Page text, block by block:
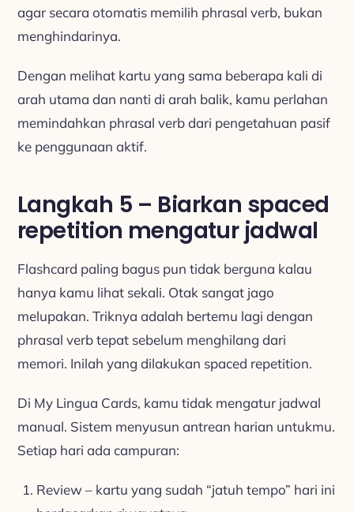
agar secara otomatis memilih phrasal verb, bukan
menghindarinya.
Dengan melihat kartu yang sama beberapa kali di
arah utama dan nanti di arah balik, kamu perlahan
memindahkan phrasal verb dari pengetahuan pasif
ke penggunaan aktif.
Langkah 5 – Biarkan spaced
repetition mengatur jadwal
Flashcard paling bagus pun tidak berguna kalau
hanya kamu lihat sekali. Otak sangat jago
melupakan. Triknya adalah bertemu lagi dengan
phrasal verb tepat sebelum menghilang dari
memori. Inilah yang dilakukan spaced repetition.
Di My Lingua Cards, kamu tidak mengatur jadwal
manual. Sistem menyusun antrean harian untukmu.
Setiap hari ada campuran:
Review – kartu yang sudah “jatuh tempo” hari ini